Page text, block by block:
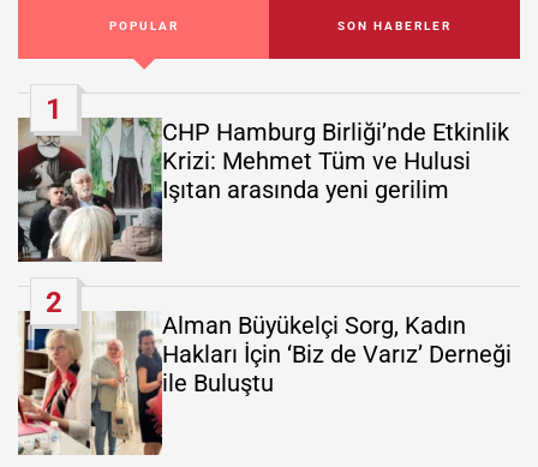
POPULAR SON HABERLER
1
CHP Hamburg Birliği’nde Etkinlik
Krizi: Mehmet Tüm ve Hulusi
Işıtan arasında yeni gerilim
2
Alman Büyükelçi Sorg, Kadın
Hakları İçin ‘Biz de Varız’ Derneği
ile Buluştu